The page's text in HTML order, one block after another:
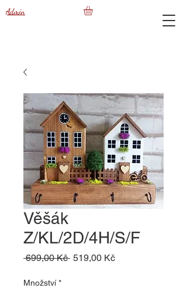
Admin
Věšák
Z/KL/2D/4H/S/F
699,00 Kč Běžná
519,00 KčZvýhodněná
Množství *